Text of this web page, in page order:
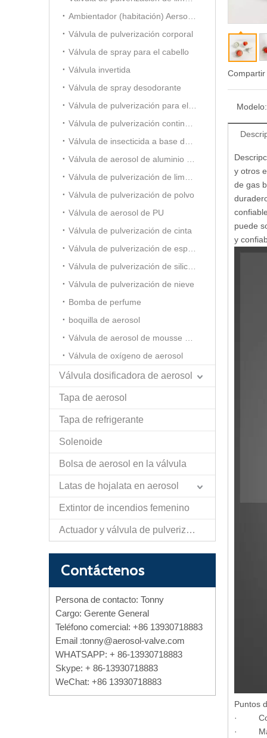
Válvula de pulverización corporal
Válvula de spray para el cabello
Válvula invertida
Válvula de spray desodorante
Válvula de pulverización de polvo
Válvula de aerosol de PU
Válvula de pulverización de cinta
Válvula de pulverización de nieve
Bomba de perfume
boquilla de aerosol
Válvula de oxígeno de aerosol
Válvula dosificadora de aerosol
Tapa de aerosol
Tapa de refrigerante
Solenoide
Bolsa de aerosol en la válvula
Latas de hojalata en aerosol
Extintor de incendios femenino
Actuador y válvula de pulverización de papel de autodefensa
Contáctenos
Persona de contacto: Tonny
Cargo: Gerente General
Teléfono comercial: +86 13930718883
Email :tonny@aerosol-valve.com
WHATSAPP: + 86-13930718883
Skype: + 86-13930718883
WeChat: +86 13930718883
Compartir
Modelo:
y otros
de gas
puede
y
Puntos
·
·